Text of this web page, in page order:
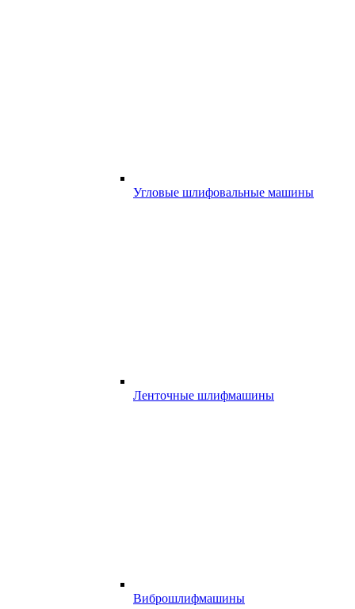
Угловые шлифовальные машины
Ленточные шлифмашины
Виброшлифмашины